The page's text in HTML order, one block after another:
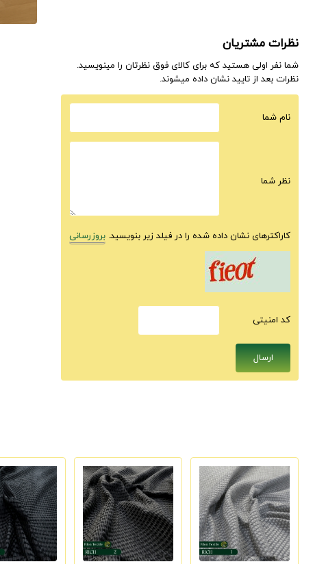
نظرات مشتریان
شما نفر اولی هستید که برای کالای فوق نظرتان را مینویسید.
نظرات بعد از تایید نشان داده میشوند.
نام شما
نظر شما
کاراکترهای نشان داده شده را در فیلد زیر بنویسید. بروزرسانی
كد امنيتى